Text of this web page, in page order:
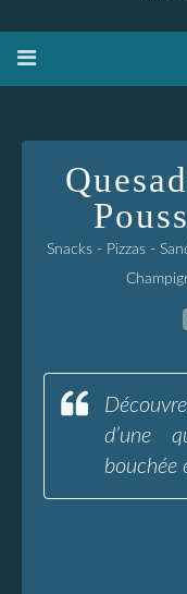
Snacks - Pizzas -
d’une
bouchée